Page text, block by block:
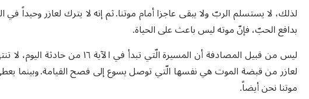
لذلك، لا يستسلم الربّ ولا يبقى عاجزا أمام موتنا. ثم إنه لا يترك لعازر
بدافع الحبّ، فإنّ موته ليس باعث على الحياة.
ليس من قبيل المصادفة أن المسيرة
لعازر من قبضة الموت هي نفسها الّتي توصل يسوع إلى فصح القيامة. وبينما
موتنا نحن أيضاً.